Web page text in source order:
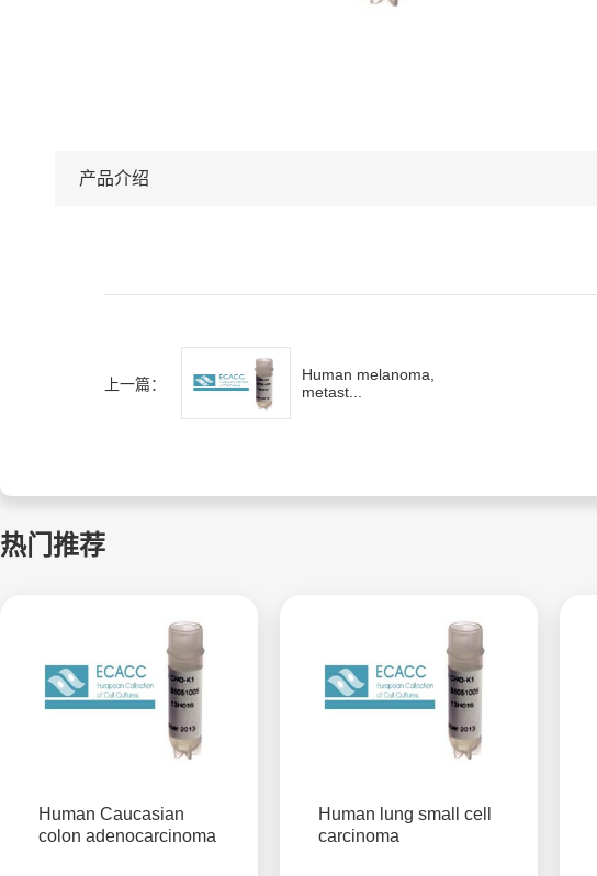
产品介绍
上一篇：
Human melanoma,
metast...
热门推荐
Human Caucasian
colon adenocarcinoma
Human lung small cell
carcinoma